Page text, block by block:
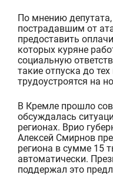
По мнению
пострадавшим от
предоставить
которых куряне
социальную
такие отпуска до тех
трудоустроятся на
В Кремле прошло
обсуждалась
регионах. Врио
Алексей Смирнов
региона в сумме 15
автоматически.
поддержал это